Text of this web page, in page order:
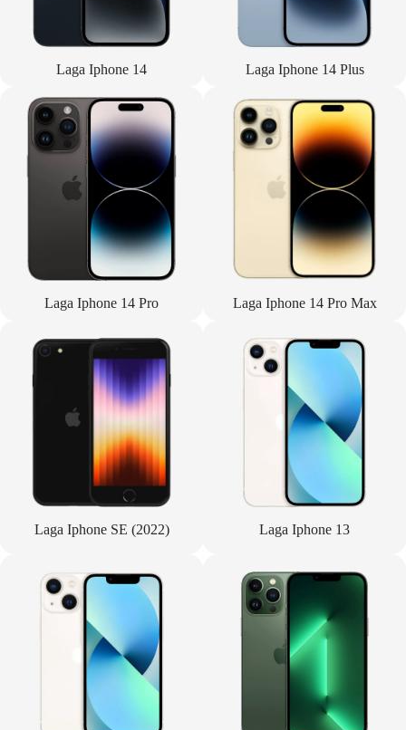
Laga Iphone 14 Laga Iphone 14 Plus
Laga Iphone 14 Pro Laga Iphone 14 Pro Max
Laga Iphone SE (2022) Laga Iphone 13